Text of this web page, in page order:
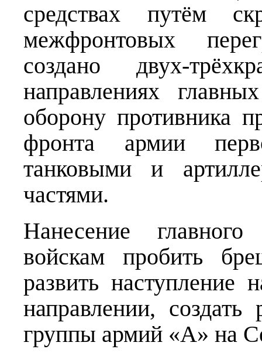
средствах путём
межфронтовых
создано двух-
направлениях
оборону противника
фронта армии
танковыми и
частями.
Нанесение
войскам пробить
развить наступление
направлении,
группы армий «А» на